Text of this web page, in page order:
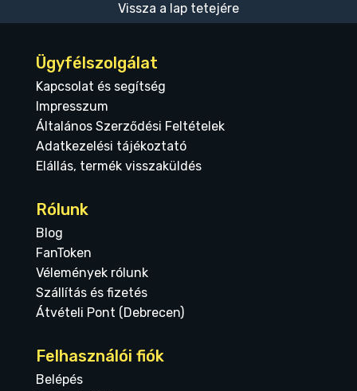
Vissza a lap tetejére
Ügyfélszolgálat
Kapcsolat és segítség
Impresszum
Általános Szerződési Feltételek
Adatkezelési tájékoztató
Elállás, termék visszaküldés
Rólunk
Blog
FanToken
Vélemények rólunk
Szállítás és fizetés
Átvételi Pont (Debrecen)
Felhasználói fiók
Belépés